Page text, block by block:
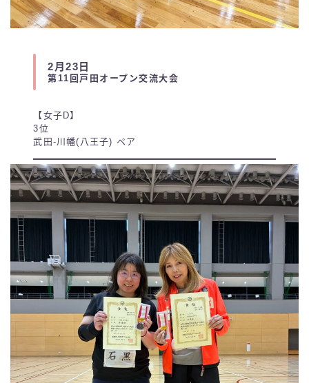
2月23日
第11回戸田オープン交流大会
【女子D】
3位
武田-川幡(八王子) ペア